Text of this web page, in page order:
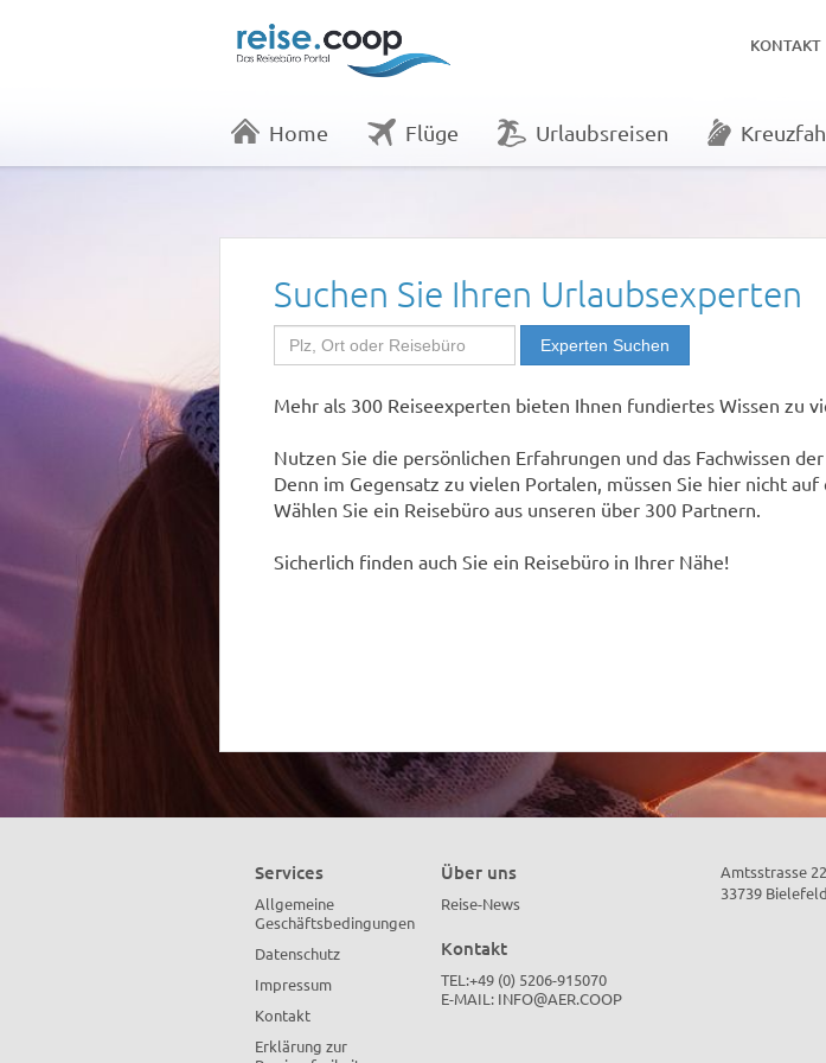
KONTAKT
Home Flüge Urlaubsreisen
Suchen Sie Ihren Urlaubsexperten
Experten Suchen
Mehr als 300 Reiseexperten bieten Ihnen fundiertes Wissen zu
Nutzen Sie die persönlichen Erfahrungen und das Fachwissen
Denn im Gegensatz zu vielen Portalen, müssen Sie hier nicht
Wählen Sie ein Reisebüro aus unseren über 300 Partnern.
Sicherlich finden auch Sie ein Reisebüro in Ihrer Nähe!
Services
Allgemeine
Geschäftsbedingungen
Datenschutz
Impressum
Kontakt
Erklärung zur
Über uns
Reise-News
Kontakt
TEL:+49 (0) 5206-915070
E-MAIL: INFO@AER.COOP
Amtsstrasse 22
33739 Bielefeld